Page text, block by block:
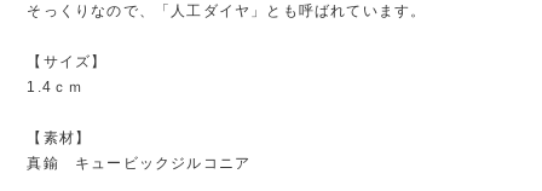
そっくりなので、「人工ダイヤ」とも呼ばれています。
【サイズ】
1.4ｃｍ
【素材】
真鍮 キュービックジルコニア